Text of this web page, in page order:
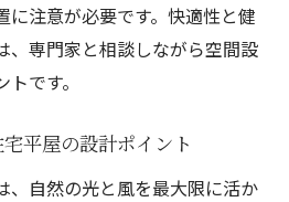
に注意が必要です。快適性と健
、専門家と相談しながら空間設
です。
平屋の設計ポイント
、自然の光と風を最大限に活か